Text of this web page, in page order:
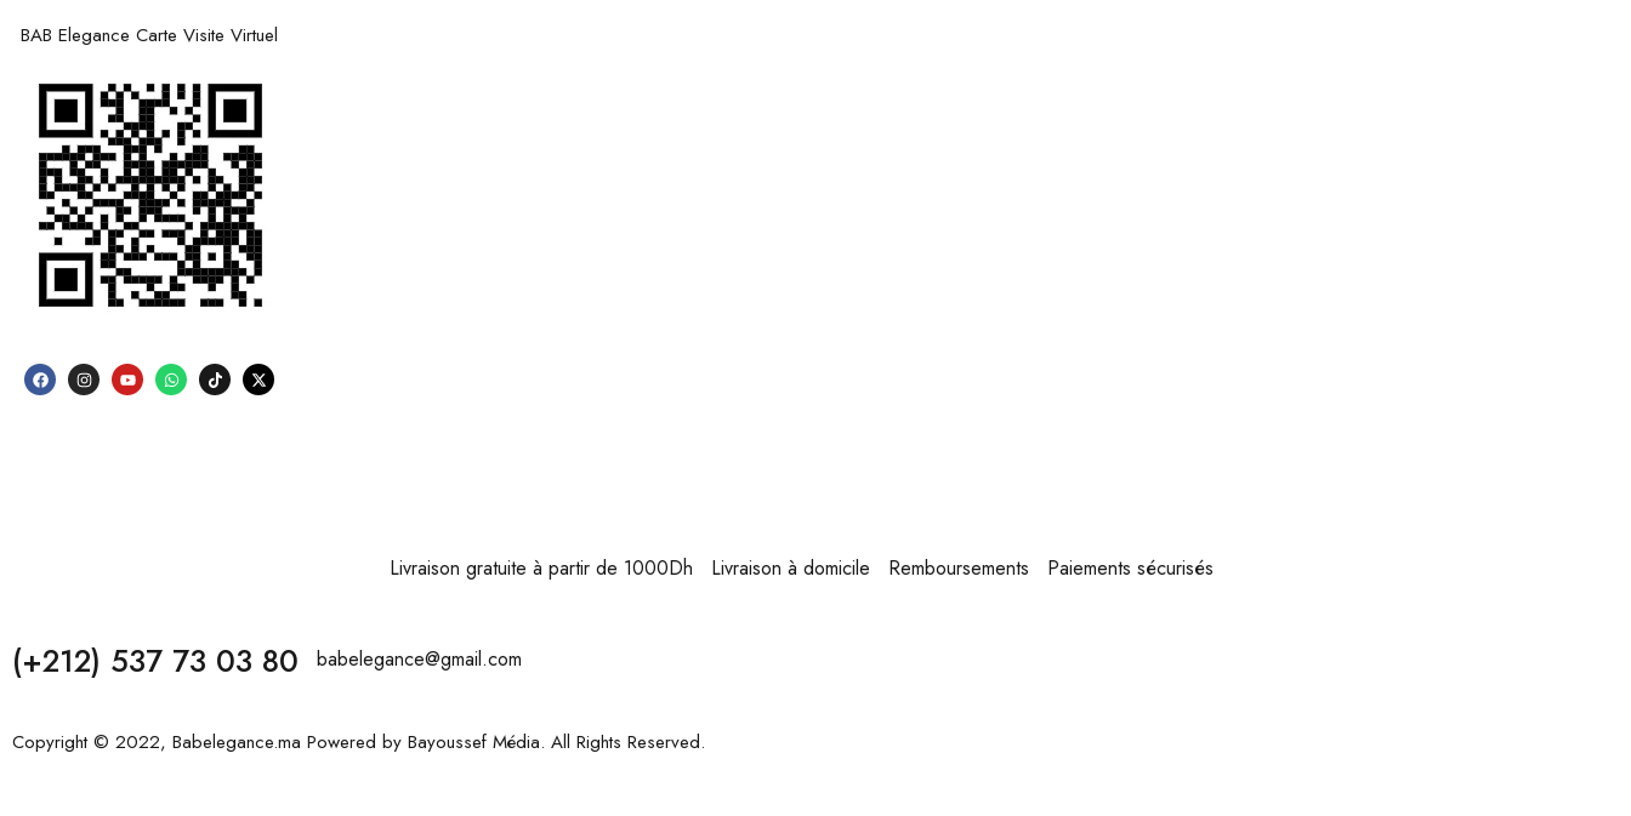
BAB Elegance Carte Visite Virtuel
Livraison gratuite à partir de 1000Dh Livraison à domicile Remboursements Paiements sécurisés
(+212) 537 73 03 80 babelegance@gmail.com
Copyright © 2022, Babelegance.ma Powered by Bayoussef Média. All Rights Reserved.